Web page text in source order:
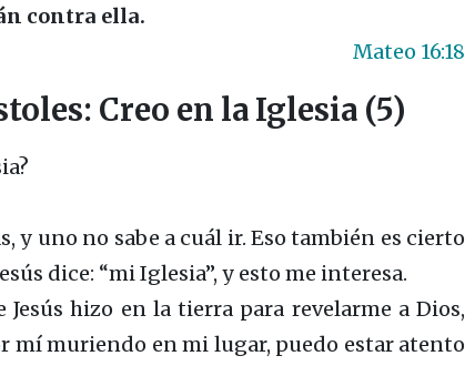
contra ella.
Mateo 16:18
Creo en la Iglesia (5)
y uno no sabe a cuál ir. Eso también es cierto
dice: “mi Iglesia”, y esto me interesa.
Jesús hizo en la tierra para revelarme a Dios,
mí muriendo en mi lugar, puedo estar atento